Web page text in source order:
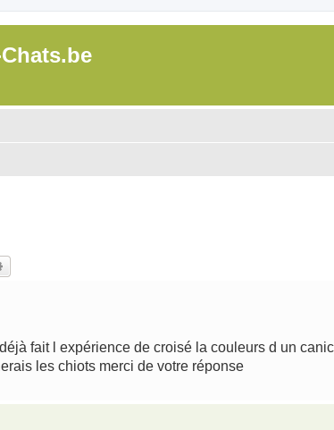
fait l expérience de croisé la couleurs d un
les chiots merci de votre réponse